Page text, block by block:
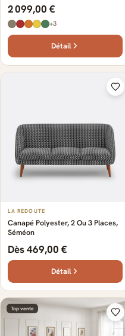
2 099,00 €
+3
Détail
LA REDOUTE
Canapé Polyester, 2 Ou 3 Places,
Séméon
Dès 469,00 €
Détail
Top vente